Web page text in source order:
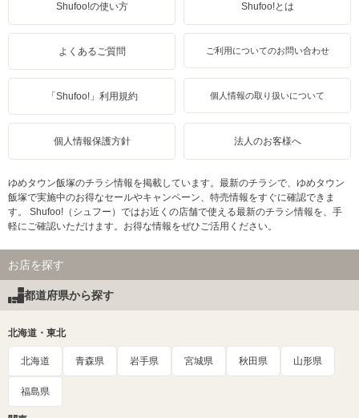
Shufoo!の使い方 Shufoo!とは
よくあるご質問 ご利用についてのお問い合わせ
「Shufoo!」利用規約 個人情報の取り扱いについて
個人情報保護方針 法人のお客様へ
ゆめタウン飯塚のチラシ情報を掲載しています。最新のチラシで、ゆめタウン
飯塚で実施中のお得なセールやキャンペーン、特売情報をすぐに確認できま
す。 Shufoo!（シュフー）ではお近くの店舗で使える最新のチラシ情報を、手
軽にご確認いただけます。お得な情報をぜひご活用ください。
お店を探す
都道府県から探す
北海道・東北
北海道 青森県 岩手県 宮城県 秋田県 山形県
福島県